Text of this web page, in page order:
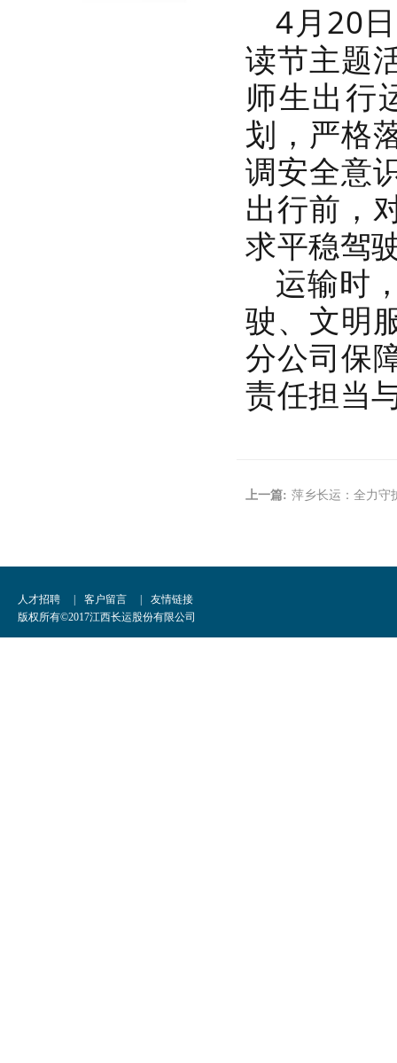
4月20
读节主题
师生出行
划，严格
调安全意
出行前，
求平稳驾
运输时
驶、文明
分公司保
责任担当
上一篇: 萍乡长运：全力守
人才招聘 客户留言
友情链接
版权所有©2017江西长运股份有限公司